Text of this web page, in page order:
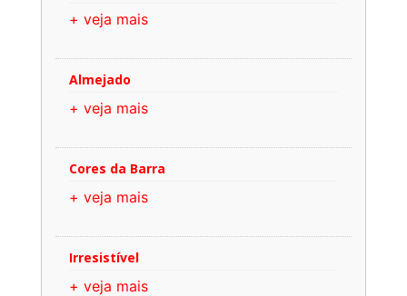
+ veja mais
Almejado
+ veja mais
Cores da Barra
+ veja mais
Irresistível
+ veja mais